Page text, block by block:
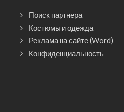
Поиск партнера
Костюмы и одежда
Реклама на сайте (Word)
Конфиденциальность